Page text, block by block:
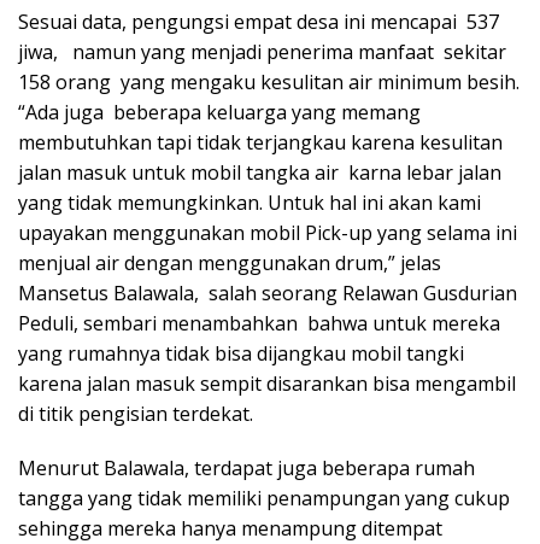
Sesuai data, pengungsi empat desa ini mencapai 537
jiwa, namun yang menjadi penerima manfaat sekitar
158 orang yang mengaku kesulitan air minimum besih.
“Ada juga beberapa keluarga yang memang
membutuhkan tapi tidak terjangkau karena kesulitan
jalan masuk untuk mobil tangka air karna lebar jalan
yang tidak memungkinkan. Untuk hal ini akan kami
upayakan menggunakan mobil Pick-up yang selama ini
menjual air dengan menggunakan drum,” jelas
Mansetus Balawala, salah seorang Relawan Gusdurian
Peduli, sembari menambahkan bahwa untuk mereka
yang rumahnya tidak bisa dijangkau mobil tangki
karena jalan masuk sempit disarankan bisa mengambil
di titik pengisian terdekat.
Menurut Balawala, terdapat juga beberapa rumah
tangga yang tidak memiliki penampungan yang cukup
sehingga mereka hanya menampung ditempat